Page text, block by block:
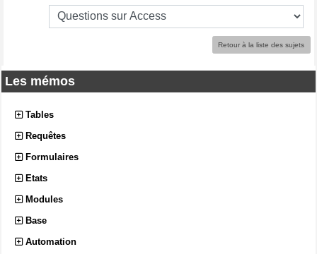
Les mémos
Tables
Requêtes
Formulaires
Etats
Modules
Base
Automation
Retour à la liste des sujets